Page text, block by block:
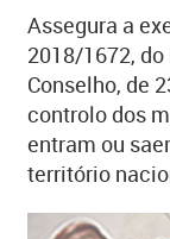
Assegura a
2018/1672,
Conselho, de
controlo dos
entram ou
território